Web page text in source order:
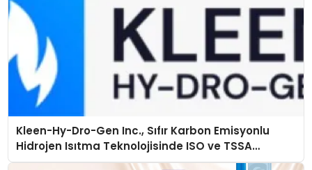
Kleen-Hy-Dro-Gen Inc., Sıfır Karbon Emisyonlu
Hidrojen Isıtma Teknolojisinde ISO ve TSSA
Düzenleyici Onaylarını Aldı